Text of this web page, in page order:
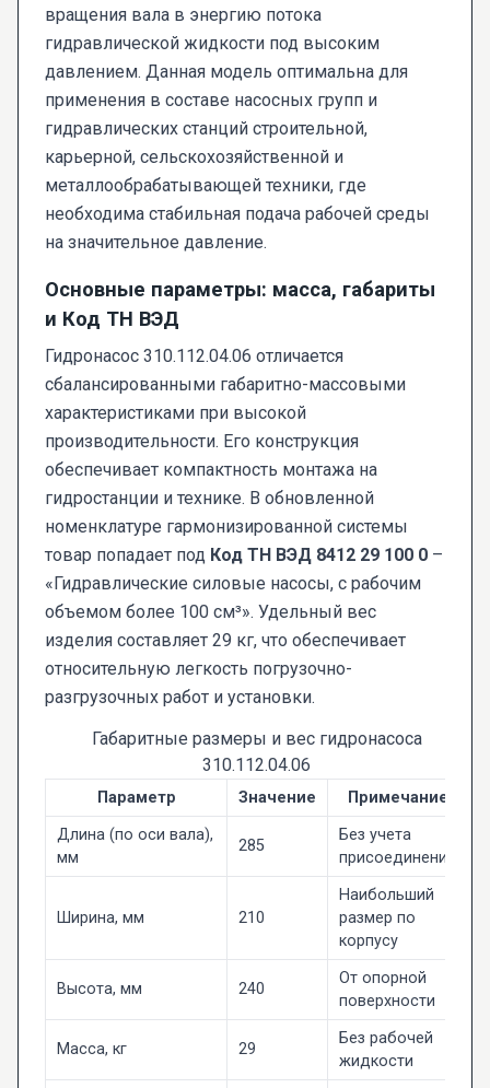
вращения вала в энергию потока
гидравлической жидкости под высоким
давлением. Данная модель оптимальна для
применения в составе насосных групп и
гидравлических станций строительной,
карьерной, сельскохозяйственной и
металлообрабатывающей техники, где
необходима стабильная подача рабочей среды
на значительное давление.
Основные параметры: масса, габариты
и Код ТН ВЭД
Гидронасос 310.112.04.06 отличается
сбалансированными габаритно-массовыми
характеристиками при высокой
производительности. Его конструкция
обеспечивает компактность монтажа на
гидростанции и технике. В обновленной
номенклатуре гармонизированной системы
товар попадает под Код ТН ВЭД 8412 29 100 0 –
«Гидравлические силовые насосы, с рабочим
объемом более 100 см³». Удельный вес
изделия составляет 29 кг, что обеспечивает
относительную легкость погрузочно-
разгрузочных работ и установки.
Габаритные размеры и вес гидронасоса
310.112.04.06
Параметр Значение
Примечание
Длина (по оси вала),
мм
285
Без учета
присоединений
Ширина, мм 210
Наибольший
размер по
корпусу
Высота, мм 240
От опорной
поверхности
Масса, кг 29
Без рабочей
жидкости